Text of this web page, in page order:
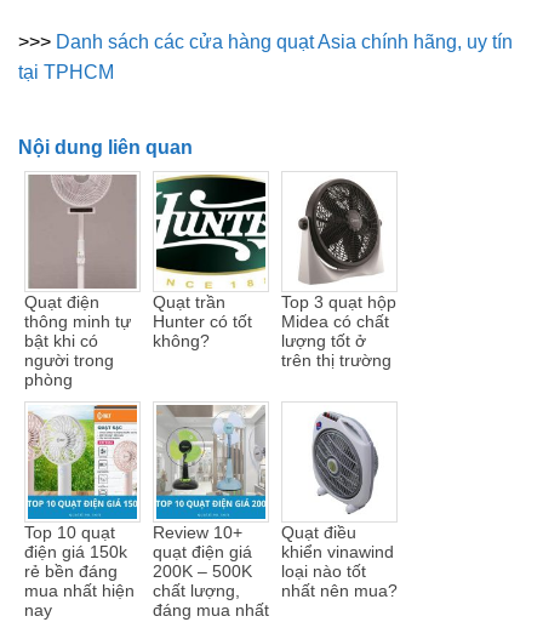
>>> Danh sách các cửa hàng quạt Asia chính hãng, uy tín
tại TPHCM
Nội dung liên quan
Quạt điện
thông minh tự
bật khi có
người trong
phòng
Quạt trần
Hunter có tốt
không?
Top 3 quạt hộp
Midea có chất
lượng tốt ở
trên thị trường
Top 10 quạt
điện giá 150k
rẻ bền đáng
mua nhất hiện
nay
Review 10+
quạt điện giá
200K – 500K
chất lượng,
đáng mua nhất
Quạt điều
khiển vinawind
loại nào tốt
nhất nên mua?